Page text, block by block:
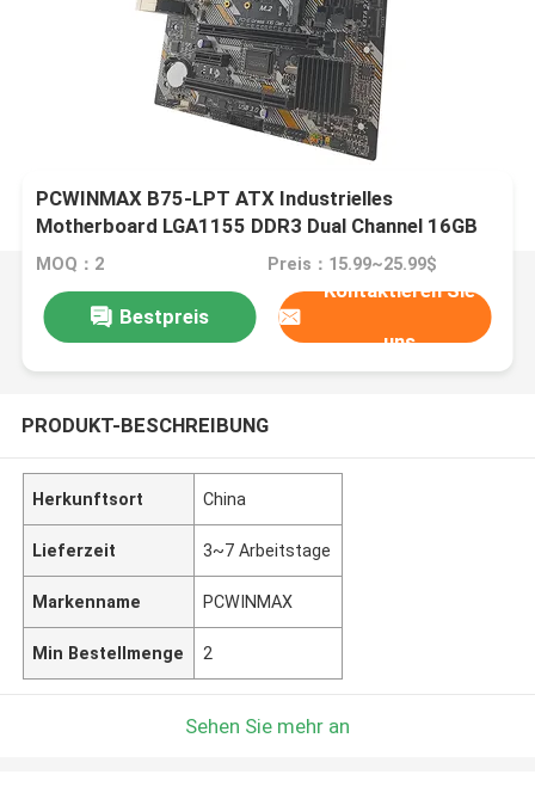
PCWINMAX B75-LPT ATX Industrielles
Motherboard LGA1155 DDR3 Dual Channel 16GB
SATA 3.0 Original B75 Chipsatz für Embedded PC
MOQ：2 Preis：15.99~25.99$
Bestpreis
Kontaktieren Sie
uns
PRODUKT-BESCHREIBUNG
Herkunftsort China
Lieferzeit 3~7 Arbeitstage
Markenname PCWINMAX
Min Bestellmenge 2
Sehen Sie mehr an